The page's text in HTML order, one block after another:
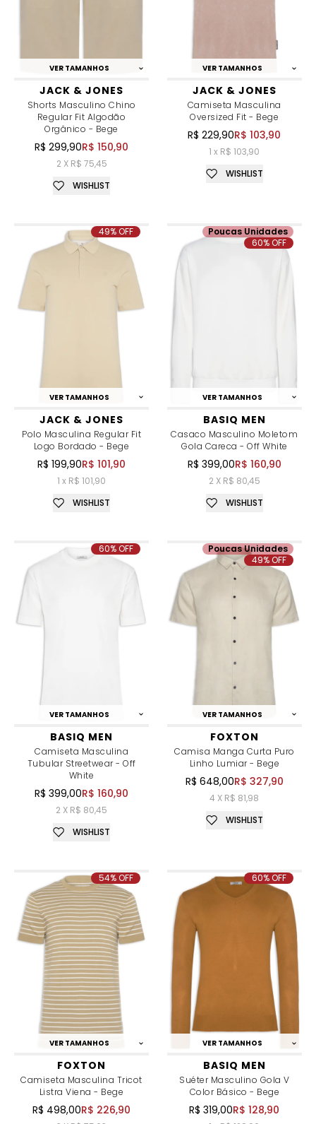
VER TAMANHOS
JACK & JONES
Shorts Masculino Chino
Regular Fit Algodão
Orgânico - Bege
R$ 299,90R$ 150,90
2 X R$ 75,45
WISHLIST
VER TAMANHOS
JACK & JONES
Camiseta Masculina
Oversized Fit - Bege
R$ 229,90R$ 103,90
1 x R$ 103,90
WISHLIST
VER TAMANHOS
JACK & JONES
Polo Masculina Regular Fit
Logo Bordado - Bege
R$ 199,90R$ 101,90
1 x R$ 101,90
49% OFF
WISHLIST
VER TAMANHOS
BASIQ MEN
Casaco Masculino Moletom
Gola Careca - Off White
R$ 399,00R$ 160,90
2 X R$ 80,45
Poucas Unidades
60% OFF
WISHLIST
VER TAMANHOS
BASIQ MEN
Camiseta Masculina
Tubular Streetwear - Off
White
R$ 399,00R$ 160,90
2 X R$ 80,45
60% OFF
WISHLIST
VER TAMANHOS
FOXTON
Camisa Manga Curta Puro
Linho Lumiar - Bege
R$ 648,00R$ 327,90
4 X R$ 81,98
Poucas Unidades
49% OFF
WISHLIST
VER TAMANHOS
FOXTON
Camiseta Masculina Tricot
Listra Viena - Bege
R$ 498,00R$ 226,90
54% OFF
VER TAMANHOS
BASIQ MEN
Suéter Masculino Gola V
Color Básico - Bege
R$ 319,00R$ 128,90
60% OFF